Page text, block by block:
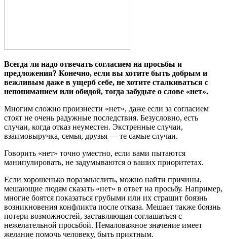
Всегда ли надо отвечать согласием на просьбы и
предложения? Конечно, если вы хотите быть добрым и
вежливым даже в ущерб себе, не хотите сталкиваться с
непониманием или обидой, тогда забудьте о слове «нет».
Многим сложно произнести «нет», даже если за согласием
стоят не очень радужные последствия. Безусловно, есть
случаи, когда отказ неуместен. Экстренные случаи,
взаимовыручка, семья, друзья — те самые случаи.
Говорить «нет» точно уместно, если вами пытаются
манипулировать, не задумываются о ваших приоритетах.
Если хорошенько поразмыслить, можно найти причины,
мешающие людям сказать «нет» в ответ на просьбу. Например,
многие боятся показаться грубыми или их страшит боязнь
возникновения конфликта после отказа. Мешает также боязнь
потери возможностей, заставляющая соглашаться с
нежелательной просьбой. Немаловажное значение имеет
желание помочь человеку, быть приятным.